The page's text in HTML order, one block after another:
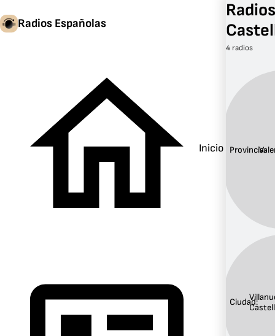
Radios Españolas
Inicio
4 radios
Provincia:
Ciudad: